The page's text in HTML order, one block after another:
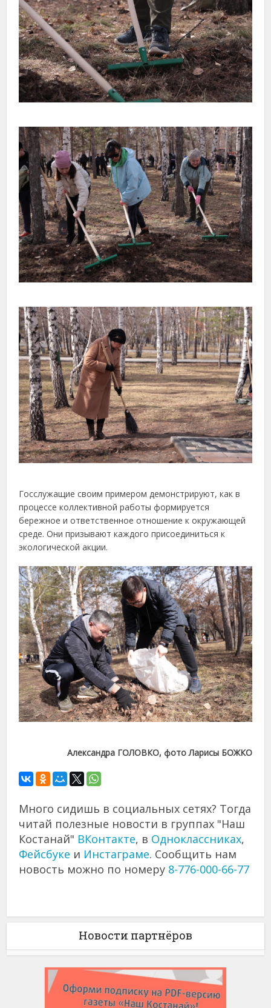
Госслужащие своим примером демонстрируют, как в
процессе коллективной работы формируется
бережное и ответственное отношение к окружающей
среде. Они призывают каждого присоединиться к
экологической акции.
Александра ГОЛОВКО, фото Ларисы БОЖКО
Много сидишь в социальных сетях? Тогда
читай полезные новости в группах "Наш
Костанай" ВКонтакте, в Одноклассниках,
Фейсбуке и Инстаграме. Сообщить нам
новость можно по номеру 8-776-000-66-77
Новости партнёров